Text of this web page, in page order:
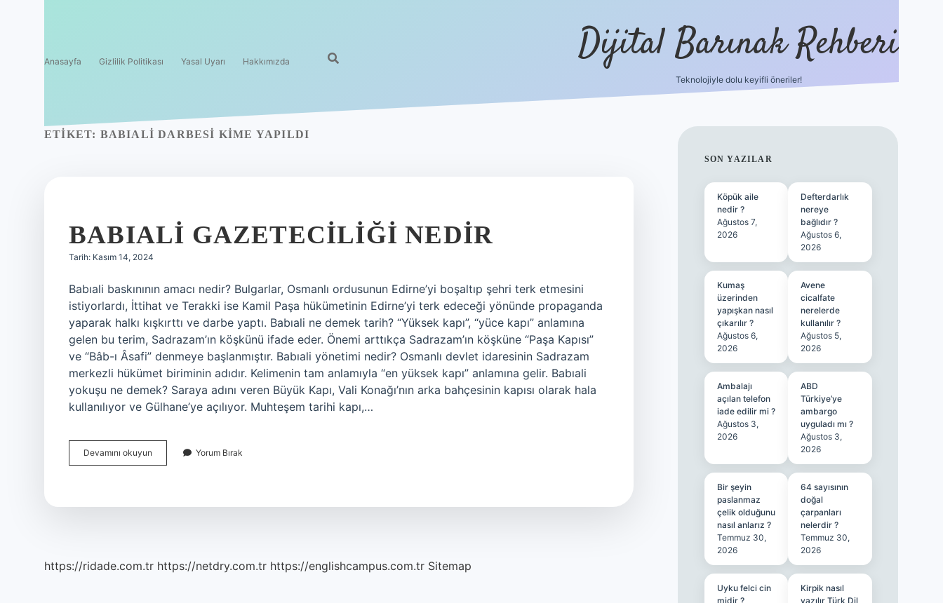
Anasayfa Gizlilik Politikası Yasal Uyarı Hakkımızda Dijital Barınak Rehberi
Teknolojiyle dolu keyifli öneriler!
ETIKET: BABIALI DARBESI KIME YAPILDI
BABIALI GAZETECILIĞI NEDIR
Tarih: Kasım 14, 2024
Babıali baskınının amacı nedir? Bulgarlar, Osmanlı ordusunun Edirne’yi boşaltıp şehri terk etmesini
istiyorlardı, İttihat ve Terakki ise Kamil Paşa hükümetinin Edirne’yi terk edeceği yönünde propaganda
yaparak halkı kışkırttı ve darbe yaptı. Babıali ne demek tarih? “Yüksek kapı”, “yüce kapı” anlamına
gelen bu terim, Sadrazam’ın köşkünü ifade eder. Önemi arttıkça Sadrazam’ın köşküne “Paşa Kapısı”
ve “Bâb-ı Âsafi” denmeye başlanmıştır. Babıali yönetimi nedir? Osmanlı devlet idaresinin Sadrazam
merkezli hükümet biriminin adıdır. Kelimenin tam anlamıyla “en yüksek kapı” anlamına gelir. Babıali
yokuşu ne demek? Saraya adını veren Büyük Kapı, Vali Konağı’nın arka bahçesinin kapısı olarak hala
kullanılıyor ve Gülhane’ye açılıyor. Muhteşem tarihi kapı,…
Devamını okuyun
Gazeteciliği
Yorum Bırak
https://ridade.com.tr https://netdry.com.tr https://englishcampus.com.tr Sitemap
SIDEBAR
SON YAZILAR
Köpük aile
nedir ?
Ağustos 7,
2026
Defterdarlık
nereye
bağlıdır ?
Ağustos 6,
2026
Kumaş
üzerinden
yapışkan nasıl
çıkarılır ?
Ağustos 6,
2026
Avene
cicalfate
nerelerde
kullanılır ?
Ağustos 5,
2026
Ambalajı
açılan telefon
iade edilir mi ?
Ağustos 3,
2026
ABD
Türkiye’ye
ambargo
uyguladı mı ?
Ağustos 3,
2026
Bir şeyin
paslanmaz
çelik olduğunu
nasıl anlarız ?
Temmuz 30,
2026
64 sayısının
doğal
çarpanları
nelerdir ?
Temmuz 30,
2026
Uyku felci cin
midir ?
Kirpik nasıl
yazılır Türk Dil
hiltonbet güncel